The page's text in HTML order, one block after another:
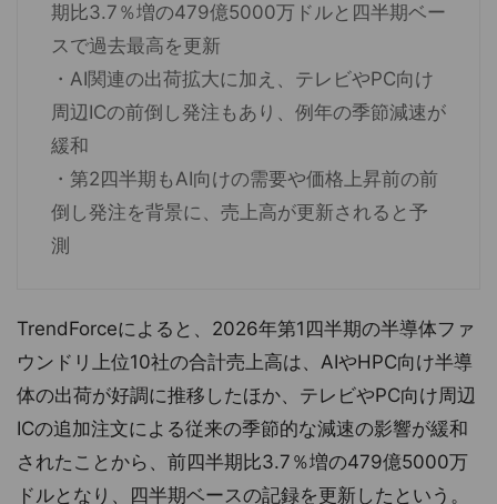
期比3.7％増の479億5000万ドルと四半期ベー
スで過去最高を更新
・AI関連の出荷拡大に加え、テレビやPC向け
周辺ICの前倒し発注もあり、例年の季節減速が
緩和
・第2四半期もAI向けの需要や価格上昇前の前
倒し発注を背景に、売上高が更新されると予
測
TrendForceによると、2026年第1四半期の半導体ファ
ウンドリ上位10社の合計売上高は、AIやHPC向け半導
体の出荷が好調に推移したほか、テレビやPC向け周辺
ICの追加注文による従来の季節的な減速の影響が緩和
されたことから、前四半期比3.7％増の479億5000万
ドルとなり、四半期ベースの記録を更新したという。